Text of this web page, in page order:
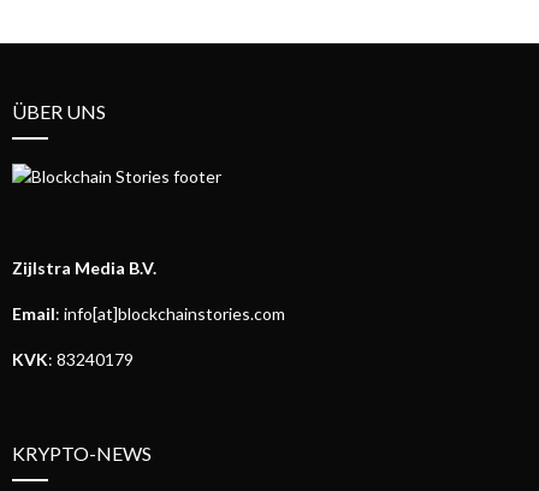
ÜBER UNS
Zijlstra Media B.V.
Email: info[at]blockchainstories.com
KVK: 83240179
KRYPTO-NEWS